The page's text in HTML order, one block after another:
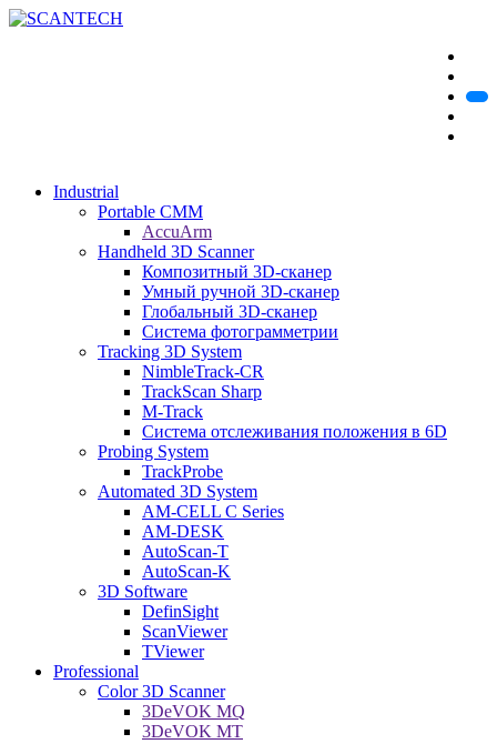
Industrial
Portable CMM
AccuArm
Handheld 3D Scanner
Композитный 3D-сканер
Умный ручной 3D-сканер
Глобальный 3D-сканер
Система фотограмметрии
Tracking 3D System
NimbleTrack-CR
TrackScan Sharp
M-Track
Система отслеживания положения в 6D
Probing System
TrackProbe
Automated 3D System
AM-CELL C Series
AM-DESK
AutoScan-T
AutoScan-K
3D Software
DefinSight
ScanViewer
TViewer
Professional
Color 3D Scanner
3DeVOK MQ
3DeVOK MT